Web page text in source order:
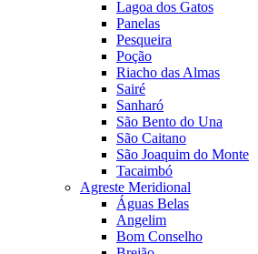
Lagoa dos Gatos
Panelas
Pesqueira
Poção
Riacho das Almas
Sairé
Sanharó
São Bento do Una
São Caitano
São Joaquim do Monte
Tacaimbó
Agreste Meridional
Águas Belas
Angelim
Bom Conselho